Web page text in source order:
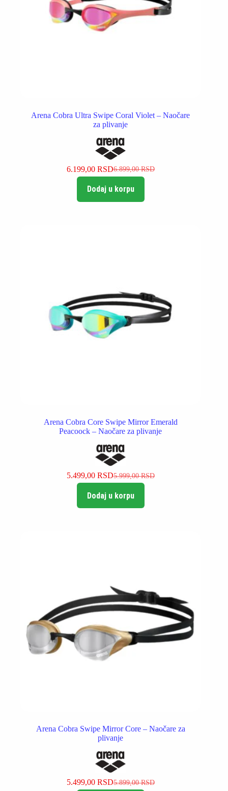
Arena Cobra Ultra Swipe Coral Violet – Naočare
za plivanje
6.899,00RSD
Originalna
je
bila:
6.199,00 RSDTrenutna
je:
6.199,00 RSD.
Dodaj u korpu
Arena Cobra Core Swipe Mirror Emerald
Peacoock – Naočare za plivanje
5.999,00RSD
Originalna
je
bila:
5.499,00 RSDTrenutna
je:
5.499,00 RSD.
Dodaj u korpu
Arena Cobra Swipe Mirror Core – Naočare za
plivanje
5.899,00RSD
Originalna
5.499,00 RSDTrenutna